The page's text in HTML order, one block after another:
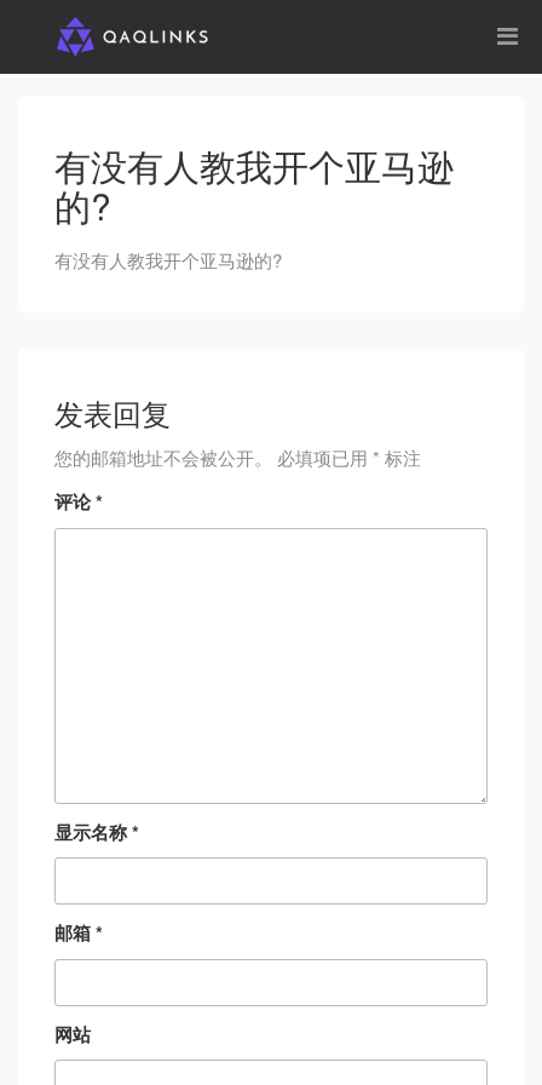
有没有人教我开个亚马逊
的?
有没有人教我开个亚马逊的?
发表回复
您的邮箱地址不会被公开。 必填项已用 * 标注
评论*
显示名称*
邮箱*
网站